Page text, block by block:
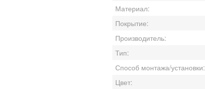
Материал:
Покрытие:
Производитель:
Тип:
Способ монтажа/установки:
Цвет: